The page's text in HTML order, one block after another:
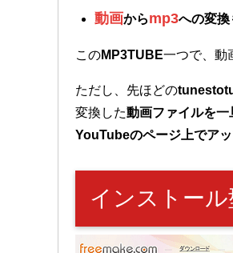
動画からmp3への変換
このMP3TUBE一つで、動
ただし、先ほどの
変換した動画ファイルを一
YouTubeのページ上でア
インストー